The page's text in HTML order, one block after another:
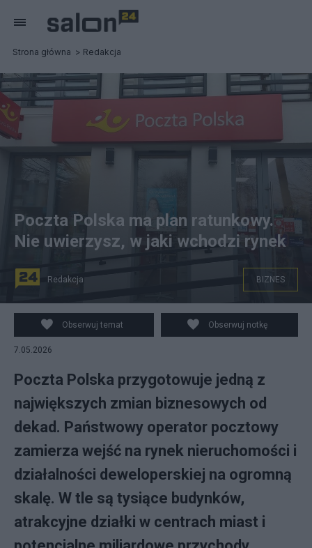
Strona główna Redakcja
Poczta Polska ma plan ratunkowy.
Nie uwierzysz, w jaki wchodzi rynek
Redakcja BIZNES
Obserwuj temat Obserwuj notkę
7.05.2026
Poczta Polska przygotowuje jedną z
największych zmian biznesowych od
dekad. Państwowy operator pocztowy
zamierza wejść na rynek nieruchomości i
działalności deweloperskiej na ogromną
skalę. W tle są tysiące budynków,
atrakcyjne działki w centrach miast i